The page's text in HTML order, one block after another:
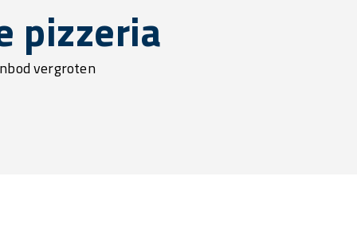
pizzeria
vergroten